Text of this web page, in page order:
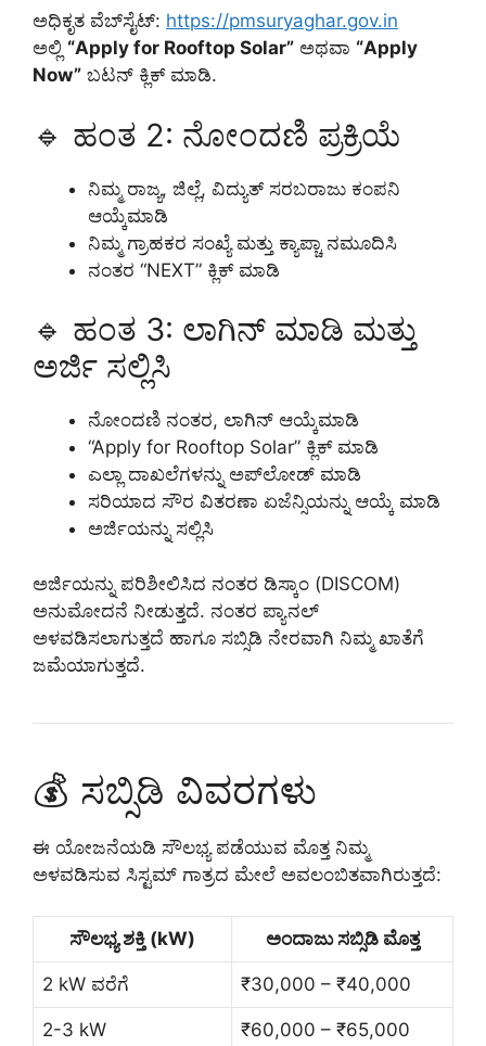
ಅಧಿಕೃತ ವೆಬ್‌ಸೈಟ್: https://pmsuryaghar.gov.in
ಅಲ್ಲಿ “Apply for Rooftop Solar” ಅಥವಾ “Apply
Now” ಬಟನ್ ಕ್ಲಿಕ್ ಮಾಡಿ.
🔹 ಹಂತ 2: ನೋಂದಣಿ ಪ್ರಕ್ರಿಯೆ
ನಿಮ್ಮ ರಾಜ್ಯ, ಜಿಲ್ಲೆ, ವಿದ್ಯುತ್ ಸರಬರಾಜು ಕಂಪನಿ
ಆಯ್ಕೆಮಾಡಿ
ನಿಮ್ಮ ಗ್ರಾಹಕರ ಸಂಖ್ಯೆ ಮತ್ತು ಕ್ಯಾಪ್ಚಾ ನಮೂದಿಸಿ
ನಂತರ “NEXT” ಕ್ಲಿಕ್ ಮಾಡಿ
🔹 ಹಂತ 3: ಲಾಗಿನ್ ಮಾಡಿ ಮತ್ತು
ಅರ್ಜಿ ಸಲ್ಲಿಸಿ
ನೋಂದಣಿ ನಂತರ, ಲಾಗಿನ್ ಆಯ್ಕೆಮಾಡಿ
“Apply for Rooftop Solar” ಕ್ಲಿಕ್ ಮಾಡಿ
ಎಲ್ಲಾ ದಾಖಲೆಗಳನ್ನು ಅಪ್‌ಲೋಡ್ ಮಾಡಿ
ಸರಿಯಾದ ಸೌರ ವಿತರಣಾ ಏಜೆನ್ಸಿಯನ್ನು ಆಯ್ಕೆ ಮಾಡಿ
ಅರ್ಜಿಯನ್ನು ಸಲ್ಲಿಸಿ
ಅರ್ಜಿಯನ್ನು ಪರಿಶೀಲಿಸಿದ ನಂತರ ಡಿಸ್ಕಾಂ (DISCOM)
ಅನುಮೋದನೆ ನೀಡುತ್ತದೆ. ನಂತರ ಪ್ಯಾನಲ್
ಅಳವಡಿಸಲಾಗುತ್ತದೆ ಹಾಗೂ ಸಬ್ಸಿಡಿ ನೇರವಾಗಿ ನಿಮ್ಮ ಖಾತೆಗೆ
ಜಮೆಯಾಗುತ್ತದೆ.
💰 ಸಬ್ಸಿಡಿ ವಿವರಗಳು
ಈ ಯೋಜನೆಯಡಿ ಸೌಲಭ್ಯ ಪಡೆಯುವ ಮೊತ್ತ ನಿಮ್ಮ
ಅಳವಡಿಸುವ ಸಿಸ್ಟಮ್ ಗಾತ್ರದ ಮೇಲೆ ಅವಲಂಬಿತವಾಗಿರುತ್ತದೆ:
ಸೌಲಭ್ಯ ಶಕ್ತಿ (kW) ಅಂದಾಜು ಸಬ್ಸಿಡಿ ಮೊತ್ತ
2 kW ವರೆಗೆ ₹30,000 – ₹40,000
2-3 kW ₹60,000 – ₹65,000